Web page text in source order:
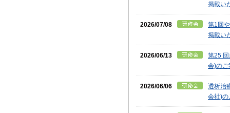
掲載い
2026/07/08
第1回
掲載い
2026/06/13
第25
会)のご
2026/06/06
透析治
会社)の